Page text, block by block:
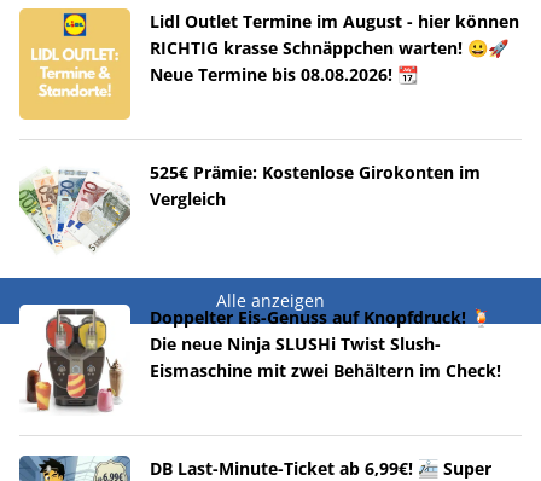
Lidl Outlet Termine im August - hier können
RICHTIG krasse Schnäppchen warten! 😀🚀
Neue Termine bis 08.08.2026! 📆
525€ Prämie: Kostenlose Girokonten im
Vergleich
Alle anzeigen
Doppelter Eis-Genuss auf Knopfdruck! 🍹
Die neue Ninja SLUSHi Twist Slush-
Eismaschine mit zwei Behältern im Check!
DB Last-Minute-Ticket ab 6,99€! 🚈 Super